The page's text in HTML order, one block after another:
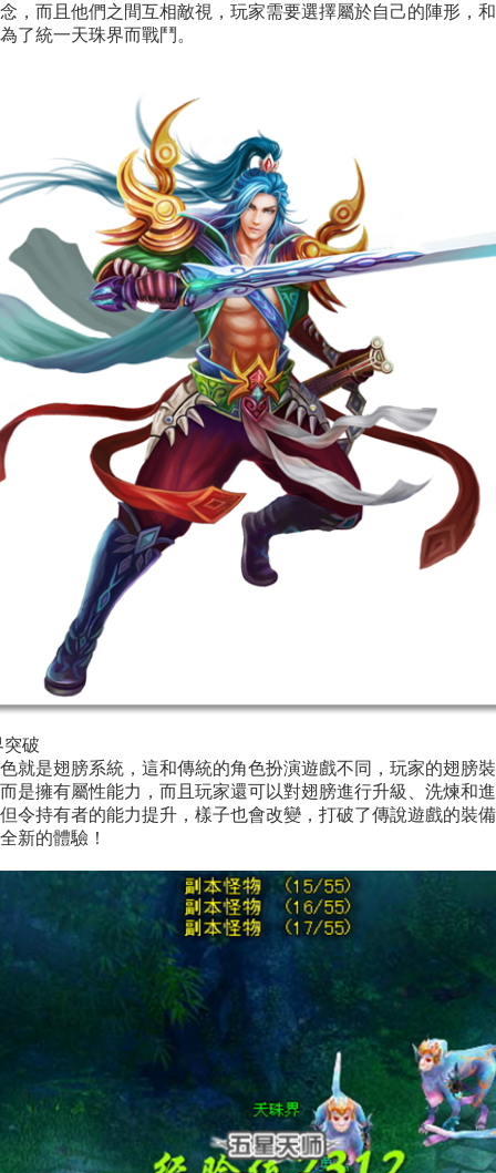
，而且他們之間互相敵視，玩家需要選擇屬於自己的陣形，
了統一天珠界而戰鬥。
突破
就是翅膀系統，這和傳統的角色扮演遊戲不同，玩家的翅膀
是擁有屬性能力，而且玩家還可以對翅膀進行升級、洗煉和
令持有者的能力提升，樣子也會改變，打破了傳說遊戲的裝
新的體驗！